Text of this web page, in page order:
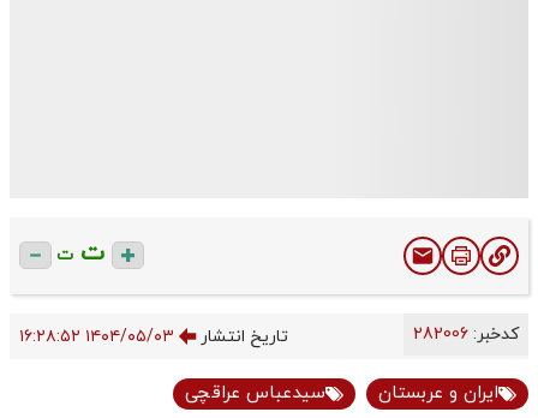
ت ت
کدخبر: تاریخ انتشار ۱۴۰۴/۰۵/۰۳ ۱۶:۲۸:۵۲
ایران و عربستان سیدعباس عراقچی